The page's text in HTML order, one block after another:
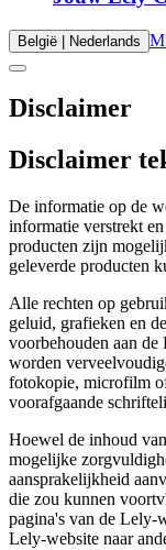
België | Nederlands
Disclaimer
Disclaimer
De informatie op de
informatie verstrekt
producten zijn
geleverde producten
Alle rechten op
geluid, grafieken en
voorbehouden aan
worden
fotokopie, microfilm
voorafgaande
Hoewel de inhoud
mogelijke
aansprakelijkheid
die zou kunnen
pagina's van de Lely-
Lely-website naar